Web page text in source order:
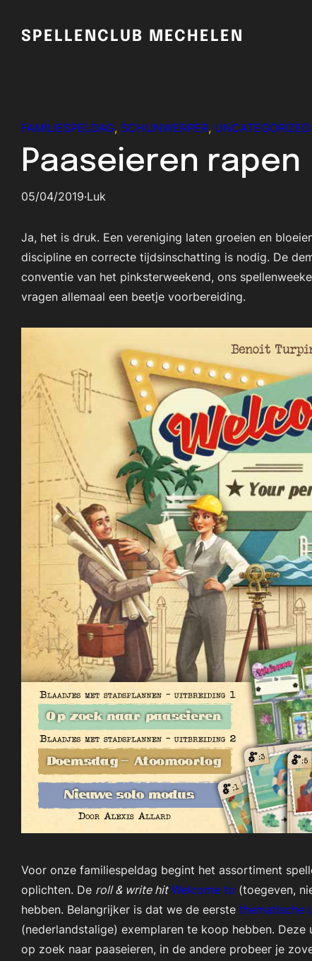
SPELLENCLUB MECHELEN
FAMILIESPELDAG, SCHIJNWERPER, UNCATEGORIZED
Paaseieren rapen
05/04/2019·Luk
Ja, het is druk. Een vereniging laten groeien en
discipline en correcte tijdsinschatting is nodig. De
conventie van het pinksterweekend, ons
vragen allemaal een beetje voorbereiding.
Voor onze familiespeldag begint het assortiment
oplichten. De roll & write hit Welcome to (toegeven,
hebben. Belangrijker is dat we de eerste thematische
(nederlandstalige) exemplaren te koop hebben.
op zoek naar paaseieren, in de andere probeer je